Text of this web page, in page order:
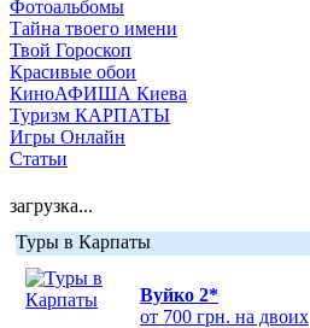
Фотоальбомы
Тайна твоего имени
Твой Гороскоп
Красивые обои
КиноАФИША Киева
Туризм КАРПАТЫ
Игры Онлайн
Статьи
загрузка...
Туры в Карпаты
Вуйко 2*
от 700 грн. на двоих